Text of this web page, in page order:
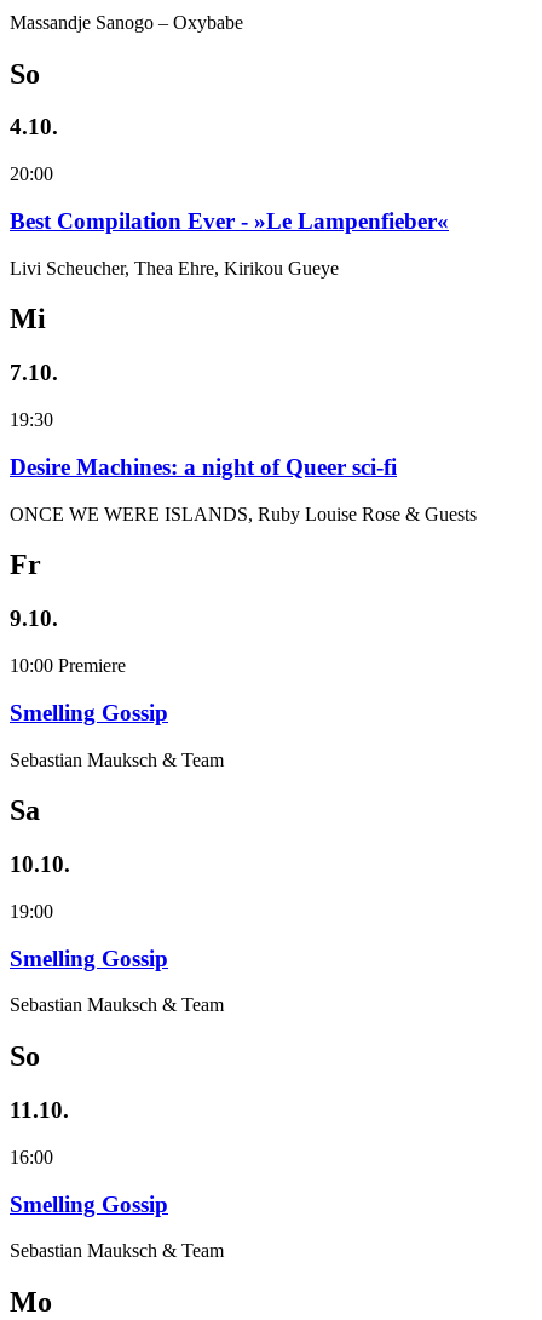
Massandje Sanogo – Oxybabe
So
4.10.
20:00
Best Compilation Ever - »Le Lampenfieber«
Livi Scheucher, Thea Ehre, Kirikou Gueye
Mi
7.10.
19:30
Desire Machines: a night of Queer sci-fi
ONCE WE WERE ISLANDS, Ruby Louise Rose & Guests
Fr
9.10.
10:00 Premiere
Smelling Gossip
Sebastian Mauksch & Team
Sa
10.10.
19:00
Smelling Gossip
Sebastian Mauksch & Team
So
11.10.
16:00
Smelling Gossip
Sebastian Mauksch & Team
Mo